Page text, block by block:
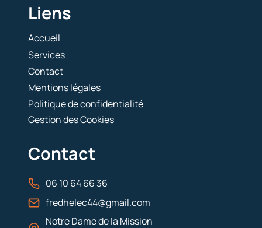
Liens
Accueil
Services
Contact
Mentions légales
Politique de confidentialité
Gestion des Cookies
Contact
06 10 64 66 36
fredhelec44@gmail.com
Notre Dame de la Mission